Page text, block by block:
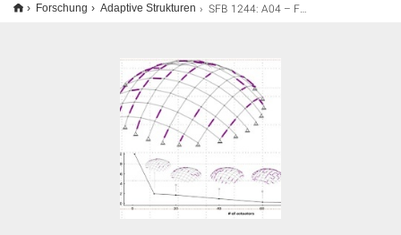
Forschung Adaptive Strukturen SFB 1244: A04 – Formfindung, Strukturoptimierung und Systemoptimierung von Flächentragwerken